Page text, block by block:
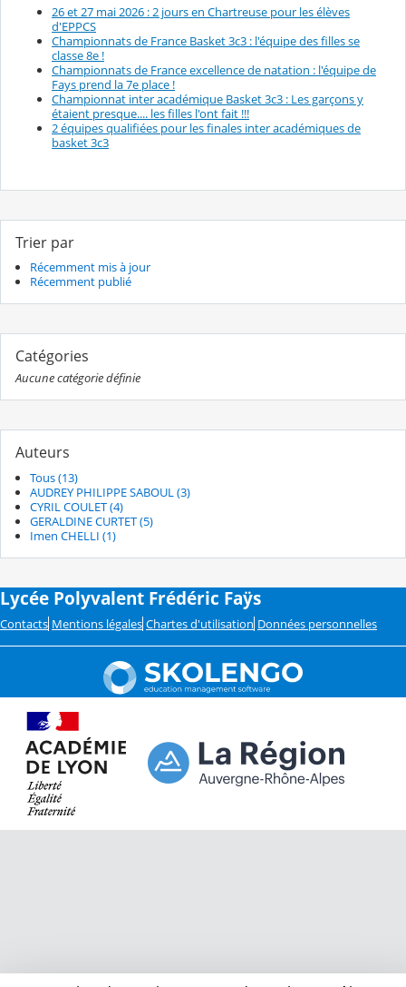
26 et 27 mai 2026 : 2 jours en Chartreuse pour les élèves
d'EPPCS
Championnats de France Basket 3c3 : l'équipe des filles se
classe 8e !
Championnats de France excellence de natation : l'équipe de
Fays prend la 7e place !
Championnat inter académique Basket 3c3 : Les garçons y
étaient presque.... les filles l'ont fait !!!
2 équipes qualifiées pour les finales inter académiques de
basket 3c3
Trier par
Récemment mis à jour
Récemment publié
Catégories
Aucune catégorie définie
Auteurs
Tous (13)
AUDREY PHILIPPE SABOUL (3)
CYRIL COULET (4)
GERALDINE CURTET (5)
Imen CHELLI (1)
Lycée Polyvalent Frédéric Faÿs
Contacts Mentions légales Chartes d'utilisation Données personnelles